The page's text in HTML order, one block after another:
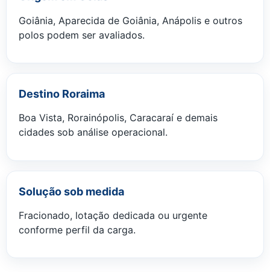
Goiânia, Aparecida de Goiânia, Anápolis e outros
polos podem ser avaliados.
Destino Roraima
Boa Vista, Rorainópolis, Caracaraí e demais
cidades sob análise operacional.
Solução sob medida
Fracionado, lotação dedicada ou urgente
conforme perfil da carga.